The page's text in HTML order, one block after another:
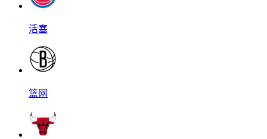
活塞
篮网